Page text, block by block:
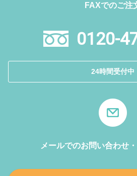
FAXでのご注
0120-
24時間受付中
メールでのお問い合わせ